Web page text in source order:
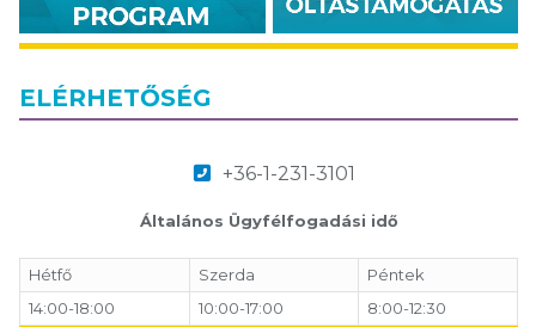
ELÉRHETŐSÉG
+36-1-231-3101
Általános Ügyfélfogadási idő
Hétfő Szerda
Péntek
14:00-18:00
10:00-17:00 8:00-12:30